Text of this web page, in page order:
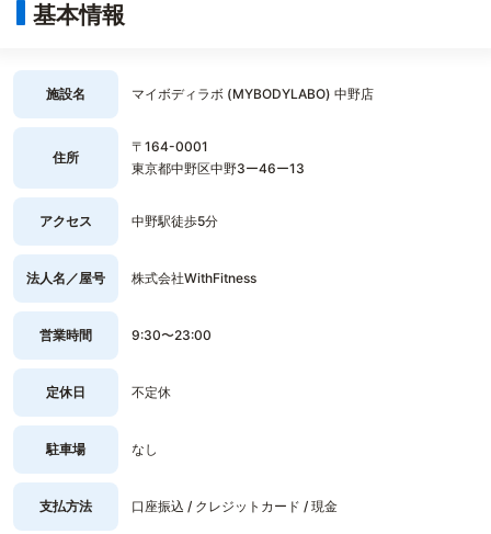
基本情報
施設名 マイボディラボ (MYBODYLABO) 中野店
住所
〒164-0001
東京都中野区中野3ー46ー13
アクセス 中野駅徒歩5分
法人名／屋号 株式会社WithFitness
営業時間 9:30〜23:00
定休日 不定休
駐車場 なし
支払方法 口座振込 / クレジットカード / 現金